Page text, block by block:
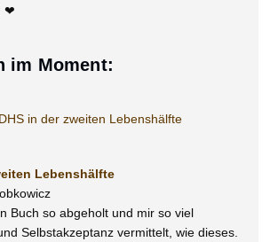
❤
im Moment:
Lebenshälfte
Buch so abgeholt und mir so viel
Selbstakzeptanz vermittelt, wie dieses.